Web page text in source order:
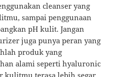
cleanser yang
sampai penggunaan
pH kulit. Jangan
juga punya peran yang
produk yang
alami seperti hyaluronic